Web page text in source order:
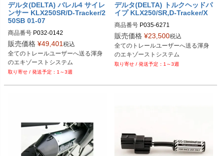
デルタ(DELTA) バレル4 サイレ
ンサー KLX250SR/D-Tracker/2
50SB 01-07
商品番号 P032-0142
販売価格 ¥49,401 税込
全てのトレールユーザーへ送る渾身
のエキゾーストシステム
1～3週
デルタ(DELTA) トルクヘッドパ
イプ KLX250/SR,D-Tracker/X
商品番号 P035-6271
販売価格 ¥23,500税込
全てのトレールユーザーへ送る渾身
のエキゾーストシステム
1～3週